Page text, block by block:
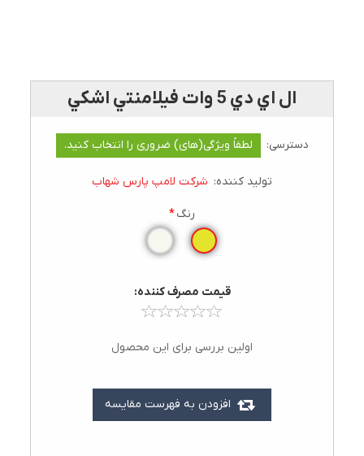
ال اي دي 5 وات فيلامنتي اشکي
دسترسی: لطفاً ویژگی(های) ضروری را انتخاب کنید.
تولید کننده: شرکت لامپ پارس شهاب
رنگ *
قيمت مصرف کننده:
افزودن به فهرست مقایسه
اولین بررسی برای این محصول